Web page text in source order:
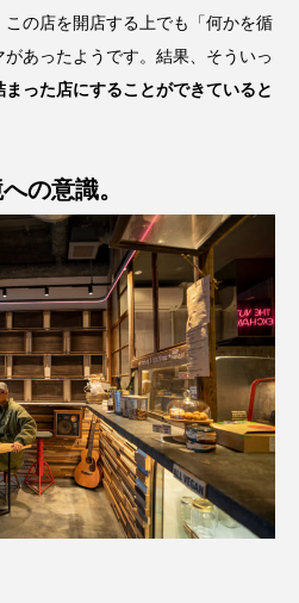
の店を開店する上でも「何かを循
あったようです。結果、そういっ
った店にすることができていると
の意識。